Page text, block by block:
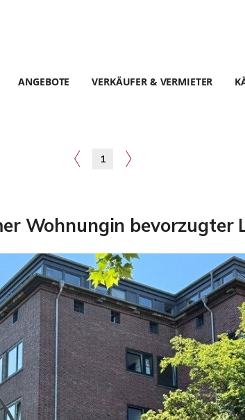
ANGEBOTE VERKÄUFER & VERMIETER
1
Wohnungin bevorzugter